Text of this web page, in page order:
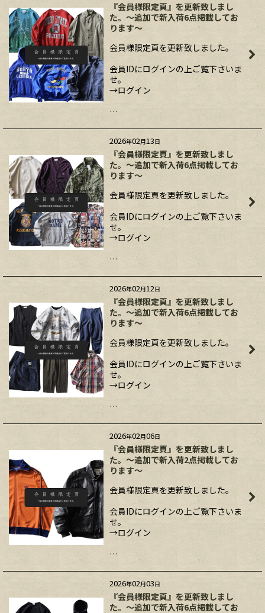
『会員様限定頁』を更新致しまし
た。～追加で新入荷6点掲載してお
ります～
会員様限定頁を更新致しました。
会員IDにログインの上ご覧下さいま
せ。
→ログイン
…
2026年02月13日
『会員様限定頁』を更新致しまし
た。～追加で新入荷6点掲載してお
ります～
会員様限定頁を更新致しました。
会員IDにログインの上ご覧下さいま
せ。
→ログイン
…
2026年02月12日
『会員様限定頁』を更新致しまし
た。～追加で新入荷6点掲載してお
ります～
会員様限定頁を更新致しました。
会員IDにログインの上ご覧下さいま
せ。
→ログイン
…
2026年02月06日
『会員様限定頁』を更新致しまし
た。～追加で新入荷2点掲載してお
ります～
会員様限定頁を更新致しました。
会員IDにログインの上ご覧下さいま
せ。
→ログイン
…
2026年02月03日
『会員様限定頁』を更新致しまし
た。～追加で新入荷6点掲載してお